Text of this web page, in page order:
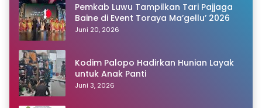
Pemkab Luwu Tampilkan Tari Pajjaga
Baine di Event Toraya Ma’gellu’ 2026
Juni 20, 2026
Kodim Palopo Hadirkan Hunian Layak
untuk Anak Panti
Juni 3, 2026